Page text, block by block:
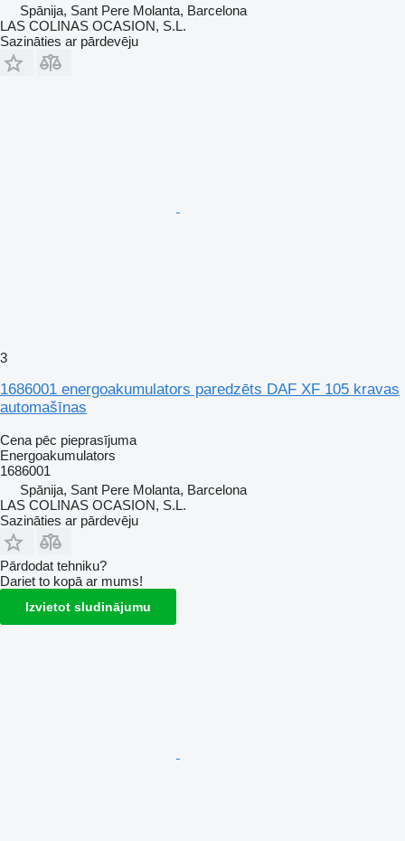
Spānija, Sant Pere Molanta, Barcelona
LAS COLINAS OCASION, S.L.
Sazināties ar pārdevēju
3
1686001 energoakumulators paredzēts DAF XF 105 kravas
automašīnas
Cena pēc pieprasījuma
Energoakumulators
1686001
Spānija, Sant Pere Molanta, Barcelona
LAS COLINAS OCASION, S.L.
Sazināties ar pārdevēju
Pārdodat tehniku?
Dariet to kopā ar mums!
Izvietot sludinājumu